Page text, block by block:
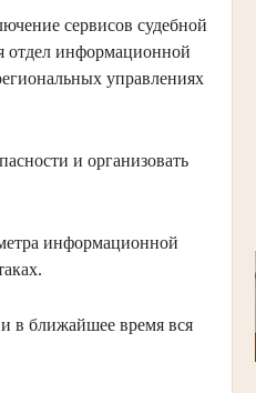
сервисов судебной
отдел информационной
управлениях
и организовать
информационной
в ближайшее время вся